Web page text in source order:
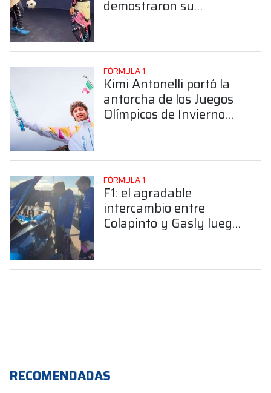
demostraron su
FÓRMULA 1
Kimi Antonelli portó la
antorcha de los Juegos
Olímpicos de Invierno
FÓRMULA 1
F1: el agradable
intercambio entre
Colapinto y Gasly luego
RECOMENDADAS